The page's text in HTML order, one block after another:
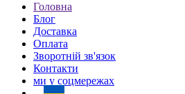
Головна
Блог
Доставка
Оплата
Зворотній зв'язок
Контакти
ми у соцмережах